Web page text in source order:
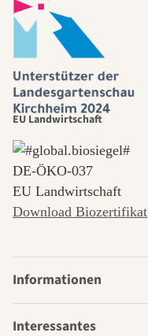
EU Landwirtschaft
DE‑ÖKO‑037
EU Landwirtschaft
Download Biozertifikat
Informationen
Interessantes